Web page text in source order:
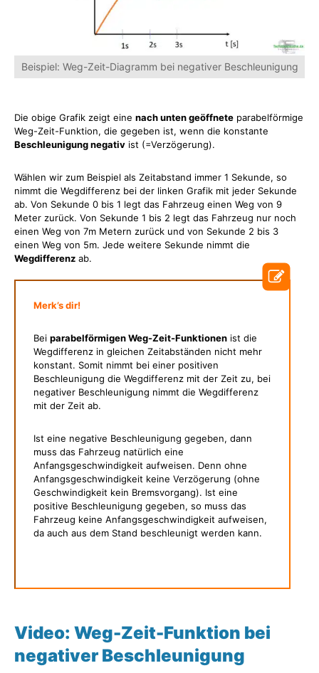
Beispiel: Weg-Zeit-Diagramm bei negativer Beschleunigung
Die obige Grafik zeigt eine nach unten geöffnete parabelförmige
Weg-Zeit-Funktion, die gegeben ist, wenn die konstante
Beschleunigung negativ ist (=Verzögerung).
Wählen wir zum Beispiel als Zeitabstand immer 1 Sekunde, so
nimmt die Wegdifferenz bei der linken Grafik mit jeder Sekunde
ab. Von Sekunde 0 bis 1 legt das Fahrzeug einen Weg von 9
Meter zurück. Von Sekunde 1 bis 2 legt das Fahrzeug nur noch
einen Weg von 7m Metern zurück und von Sekunde 2 bis 3
einen Weg von 5m. Jede weitere Sekunde nimmt die
Wegdifferenz ab.
Merk’s dir!
Bei parabelförmigen Weg-Zeit-Funktionen ist die
Wegdifferenz in gleichen Zeitabständen nicht mehr
konstant. Somit nimmt bei einer positiven
Beschleunigung die Wegdifferenz mit der Zeit zu, bei
negativer Beschleunigung nimmt die Wegdifferenz
mit der Zeit ab.
Ist eine negative Beschleunigung gegeben, dann
muss das Fahrzeug natürlich eine
Anfangsgeschwindigkeit aufweisen. Denn ohne
Anfangsgeschwindigkeit keine Verzögerung (ohne
Geschwindigkeit kein Bremsvorgang). Ist eine
positive Beschleunigung gegeben, so muss das
Fahrzeug keine Anfangsgeschwindigkeit aufweisen,
da auch aus dem Stand beschleunigt werden kann.
Video: Weg-Zeit-Funktion bei
negativer Beschleunigung